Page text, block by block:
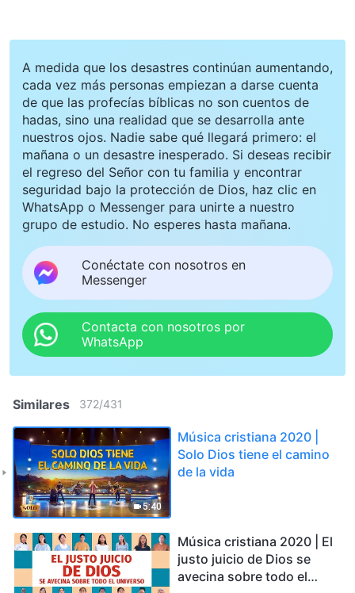
A medida que los desastres continúan aumentando,
cada vez más personas empiezan a darse cuenta
de que las profecías bíblicas no son cuentos de
hadas, sino una realidad que se desarrolla ante
nuestros ojos. Nadie sabe qué llegará primero: el
mañana o un desastre inesperado. Si deseas recibir
el regreso del Señor con tu familia y encontrar
seguridad bajo la protección de Dios, haz clic en
WhatsApp o Messenger para unirte a nuestro
grupo de estudio. No esperes hasta mañana.
Conéctate con nosotros en
Messenger
Contacta con nosotros por
WhatsApp
Similares 372/431
5:40
Música cristiana 2020 |
Solo Dios tiene el camino
de la vida
Música cristiana 2020 | El
justo juicio de Dios se
avecina sobre todo el